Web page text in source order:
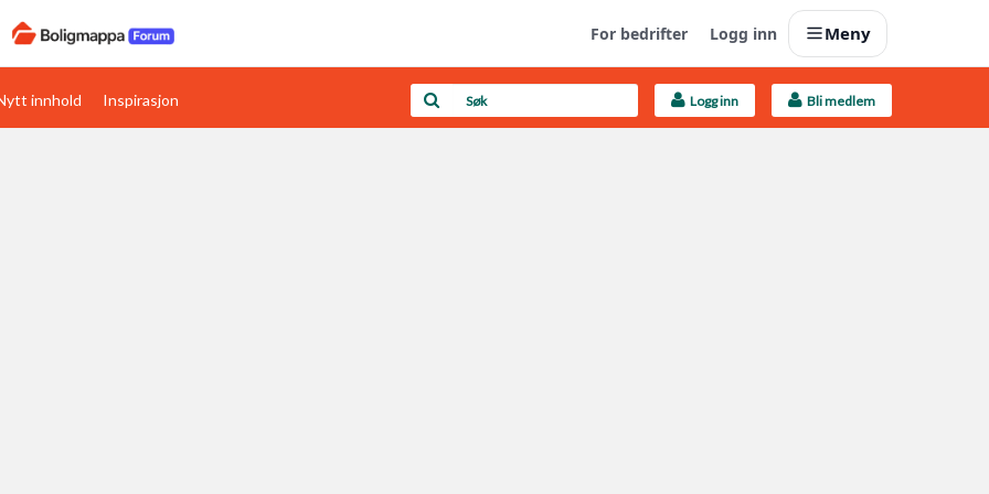
For bedrifter Logg inn Meny
Boligens papirer Last opp selv
innhold Inspirasjon Logg inn Bli medlem